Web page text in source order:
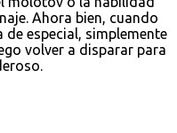
Ahora bien, cuando
especial, simplemente
volver a disparar para